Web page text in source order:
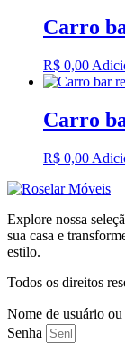
Carro
R$ 0,00
Carro
R$ 0,00
Explore nossa
sua casa e
estilo.
Todos os direitos
Nome de usuário
Senha